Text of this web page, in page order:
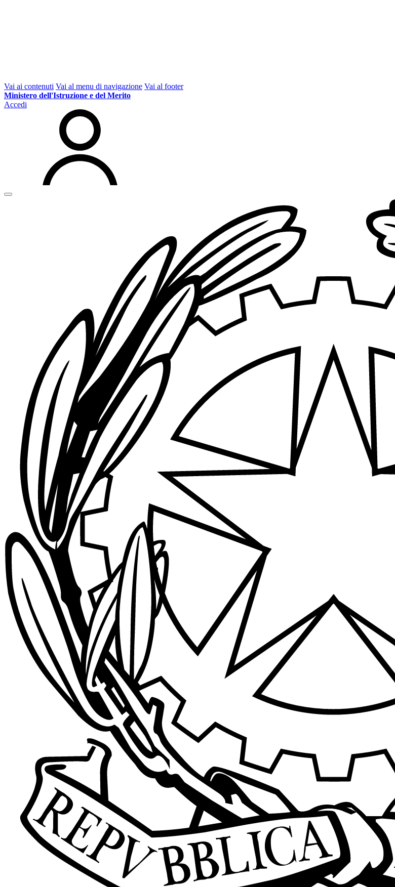
Vai ai contenuti Vai al menu di navigazione Vai al footer
Ministero dell'Istruzione e del Merito
Accedi